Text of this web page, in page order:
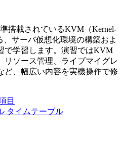
準搭載されているKVM（Kernel-
、サーバ仮想化環境の構築およ
で学習します。演習ではKVM
リソース管理、ライブマイグレ
ど、幅広い内容を実機操作で修
目
タイムテーブル